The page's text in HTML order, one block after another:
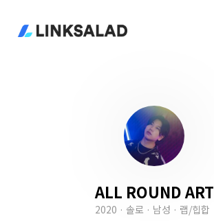
ALL ROUND ART
2020 · 솔로 · 남성 · 랩/힙합